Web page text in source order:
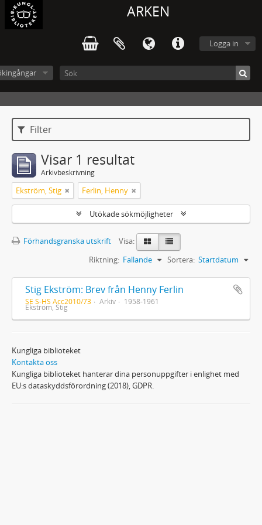
ARKEN
Logga in
Filter
Visar 1 resultat
Arkivbeskrivning
Ekström, Stig Ferlin, Henny
Utökade sökmöjligheter
Förhandsgranska utskrift
Visa:
Sortera: Startdatum
Riktning: Fallande
Stig Ekström: Brev från Henny Ferlin
SE S-HS Acc2010/73 Arkiv 1958-1961
Ekström, Stig
Kungliga biblioteket
Kontakta oss
Kungliga biblioteket hanterar dina personuppgifter i enlighet med
EU:s dataskyddsförordning (2018), GDPR.